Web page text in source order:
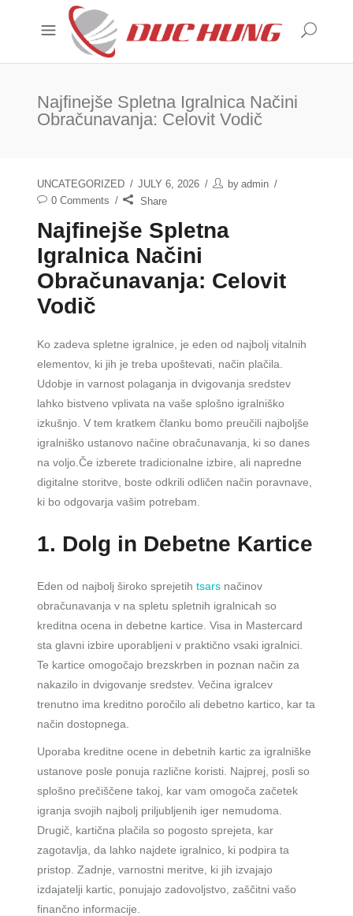
Najfinejše Spletna Igralnica Načini
Obračunavanja: Celovit Vodič
UNCATEGORIZED JULY 6, 2026 by admin
0 Comments
Share
Najfinejše Spletna
Igralnica Načini
Obračunavanja: Celovit
Vodič
Ko zadeva spletne igralnice, je eden od najbolj vitalnih
elementov, ki jih je treba upoštevati, način plačila.
Udobje in varnost polaganja in dvigovanja sredstev
lahko bistveno vplivata na vaše splošno igralniško
izkušnjo. V tem kratkem članku bomo preučili najboljše
igralniško ustanovo načine obračunavanja, ki so danes
na voljo.Če izberete tradicionalne izbire, ali napredne
digitalne storitve, boste odkrili odličen način poravnave,
ki bo odgovarja vašim potrebam.
1. Dolg in Debetne Kartice
Eden od najbolj široko sprejetih tsarsnačinov
obračunavanja v na spletu spletnih igralnicah so
kreditna ocena in debetne kartice. Visa in Mastercard
sta glavni izbire uporabljeni v praktično vsaki igralnici.
Te kartice omogočajo brezskrben in poznan način za
nakazilo in dvigovanje sredstev. Večina igralcev
trenutno ima kreditno poročilo ali debetno kartico, kar ta
način dostopnega.
Uporaba kreditne ocene in debetnih kartic za igralniške
ustanove posle ponuja različne koristi. Najprej, posli so
splošno prečiščene takoj, kar vam omogoča začetek
igranja svojih najbolj priljubljenih iger nemudoma.
Drugič, kartična plačila so pogosto sprejeta, kar
zagotavlja, da lahko najdete igralnico, ki podpira ta
pristop. Zadnje, varnostni meritve, ki jih izvajajo
izdajatelji kartic, ponujajo zadovoljstvo, zaščitni vašo
finančno informacije.